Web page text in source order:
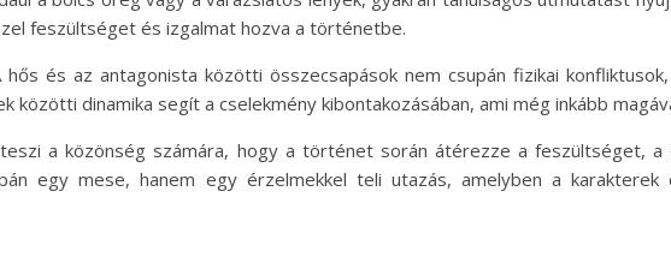
feszültséget és izgalmat hozva a történetbe.
és az antagonista közötti összecsapások nem csupán fizikai
közötti dinamika segít a cselekmény kibontakozásában, ami még inkább
a közönség számára, hogy a történet során átérezze a feszültséget,
egy mese, hanem egy érzelmekkel teli utazás, amelyben a